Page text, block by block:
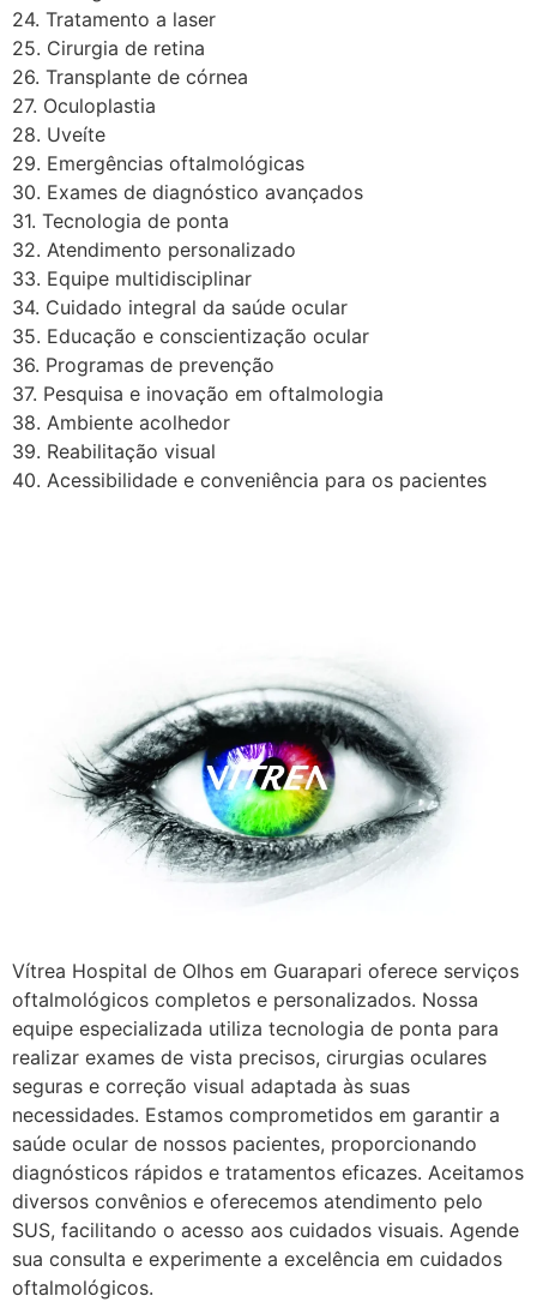
24. Tratamento a laser
25. Cirurgia de retina
26. Transplante de córnea
27. Oculoplastia
28. Uveíte
29. Emergências oftalmológicas
30. Exames de diagnóstico avançados
31. Tecnologia de ponta
32. Atendimento personalizado
33. Equipe multidisciplinar
34. Cuidado integral da saúde ocular
35. Educação e conscientização ocular
36. Programas de prevenção
37. Pesquisa e inovação em oftalmologia
38. Ambiente acolhedor
39. Reabilitação visual
40. Acessibilidade e conveniência para os pacientes
Vítrea Hospital de Olhos em Guarapari oferece serviços
oftalmológicos completos e personalizados. Nossa
equipe especializada utiliza tecnologia de ponta para
realizar exames de vista precisos, cirurgias oculares
seguras e correção visual adaptada às suas
necessidades. Estamos comprometidos em garantir a
saúde ocular de nossos pacientes, proporcionando
diagnósticos rápidos e tratamentos eficazes. Aceitamos
diversos convênios e oferecemos atendimento pelo
SUS, facilitando o acesso aos cuidados visuais. Agende
sua consulta e experimente a excelência em cuidados
oftalmológicos.